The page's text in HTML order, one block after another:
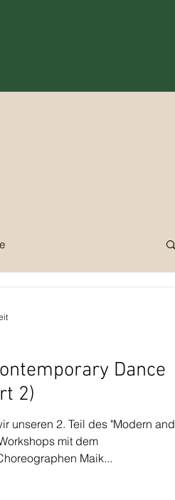
Dance
2)
unseren 2. Teil des "Modern and
mit dem
Maik...